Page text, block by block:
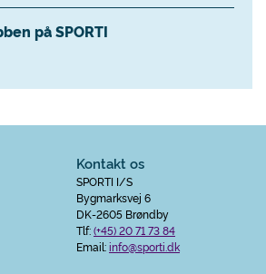
på SPORTI
Kontakt os
SPORTI I/S
Bygmarksvej 6
DK-2605 Brøndby
Tlf:(+45) 20 71 73 84
Email:info@sporti.dk